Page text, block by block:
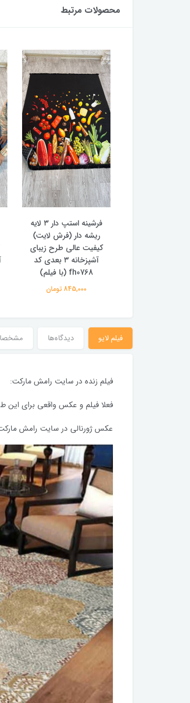
محصولات مرتبط
فرشینه استپ دار ۳ لایه
ریشه دار (فرش لایت)
کیفیت عالی طرح زیبای
آشپزخانه ۳ بعدی کد
fh0768 (با فیلم)
845,000 تومان
فیلم لایو دیدگاه‌ها
فیلم زنده در سایت رامش مارکت:
فعلا فیلم و عکس واقعی برای
عکس ژورنالی در سایت رامش